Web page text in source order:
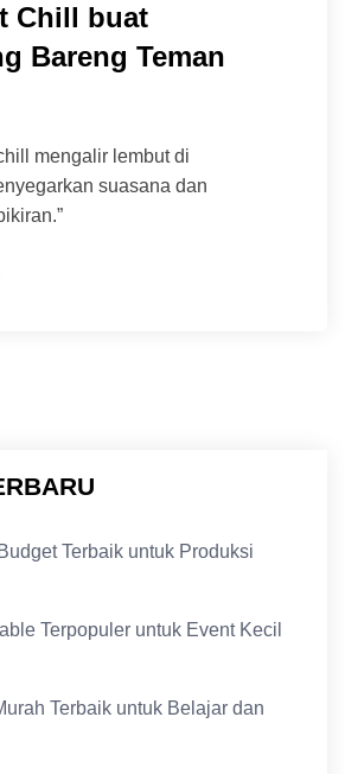
Chill buat
Bareng Teman
mengalir lembut di
suasana dan
Terbaik untuk Produksi
Terpopuler untuk Event Kecil
Terbaik untuk Belajar dan